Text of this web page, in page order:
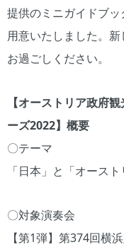
提供のミニガイドブ
用意いたしました。
お過ごしください。
【オーストリア政府
ーズ2022】概要
〇テーマ
「日本」と「オース
〇対象演奏会
【第1弾】第374回横